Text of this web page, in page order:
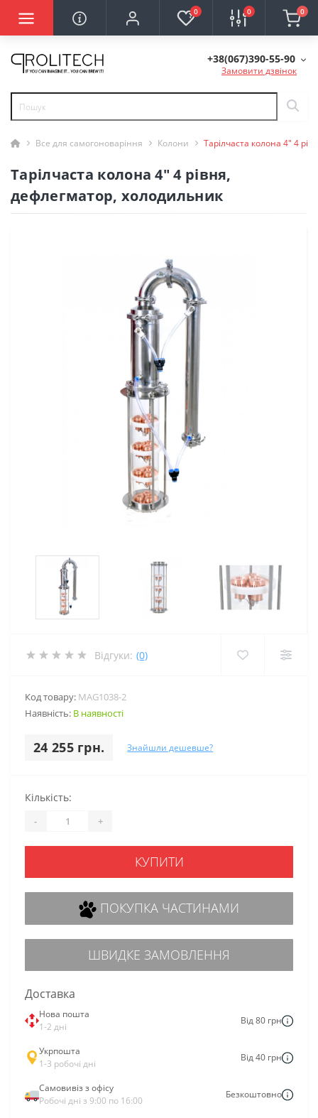
0 0 0
+38(067)390-55-90
Замовити дзвінок
Все для самогоноваріння Колони Тарілчаста колона 4" 4
Тарілчаста колона 4" 4 рівня,
дефлегматор, холодильник
Відгуки: (0)
Код товару: MAG1038-2
Наявність: В наявності
24 255 грн. Знайшли дешевше?
Кількість:
- +
КУПИТИ
ПОКУПКА ЧАСТИНАМИ
ШВИДКЕ ЗАМОВЛЕННЯ
Доставка
Нова пошта
1-2 дні
Від 80 грн
Укрпошта
1-3 робочі дні
Від 40 грн
Самовивіз з офісу
Робочі дні з 9:00 по 16:00
Безкоштовно